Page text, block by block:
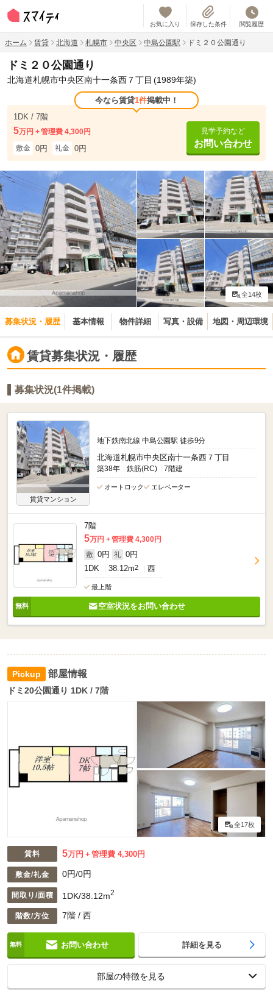
お気に入り 保存した条件 閲覧履歴
ホーム 賃貸 北海道 札幌市 中央区 中島公園駅 ドミ２０公園通り
ドミ２０公園通り
北海道札幌市中央区南十一条西７丁目 (1989年築)
今なら賃貸1件掲載中！
1DK / 7階
5万円
管理費 4,300円
敷金 0円 礼金 0円
見学予約など
お問い合わせ
全14枚
募集状況・履歴 基本情報 物件詳細 写真・設備 地図・周辺環境
賃貸募集状況・履歴
募集状況(1件掲載)
賃貸マンション
地下鉄南北線 中島公園駅 徒歩9分
北海道札幌市中央区南十一条西７丁目
築38年 鉄筋(RC) 7階建
オートロック エレベーター
7階
5万円
管理費 4,300円
敷 0円 礼 0円
1DK
38.12m2 西
最上階
空室状況をお問い合わせ
部屋情報
ドミ20公園通り 1DK / 7階
全17枚
賃料 5万円 管理費 4,300円
敷金/礼金 0円/0円
間取り/面積 1DK/38.12m2
階数/方位 7階 / 西
お問い合わせ 詳細を見る
部屋の特徴を見る